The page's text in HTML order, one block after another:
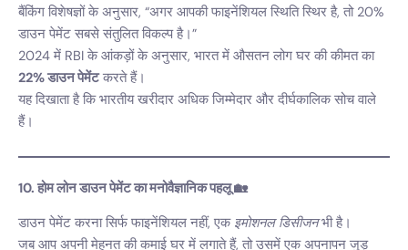
बैंकिंग विशेषज्ञों के अनुसार, “अगर आपकी फाइनेंशियल स्थिति स्थिर है, तो 20%
डाउन पेमेंट सबसे संतुलित विकल्प है।”
2024 में RBI के आंकड़ों के अनुसार, भारत में औसतन लोग घर की कीमत का
22% डाउन पेमेंटकरते हैं।
यह दिखाता है कि भारतीय खरीदार अधिक जिम्मेदार और दीर्घकालिक सोच वाले
हैं।
10. होम लोन डाउन पेमेंट का मनोवैज्ञानिक पहलू 🏡
डाउन पेमेंट करना सिर्फ फाइनेंशियल नहीं, एक इमोशनल डिसीजनभी है।
जब आप अपनी मेहनत की कमाई घर में लगाते हैं, तो उसमें एक अपनापन जुड़